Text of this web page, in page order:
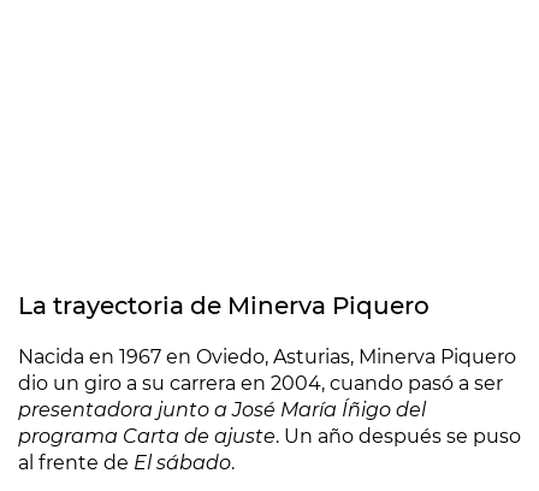
La trayectoria de Minerva Piquero
Nacida en 1967 en Oviedo, Asturias, Minerva Piquero
dio un giro a su carrera en 2004, cuando pasó a ser
presentadora junto a José María Íñigo del
programa Carta de ajuste. Un año después se puso
al frente de El sábado.